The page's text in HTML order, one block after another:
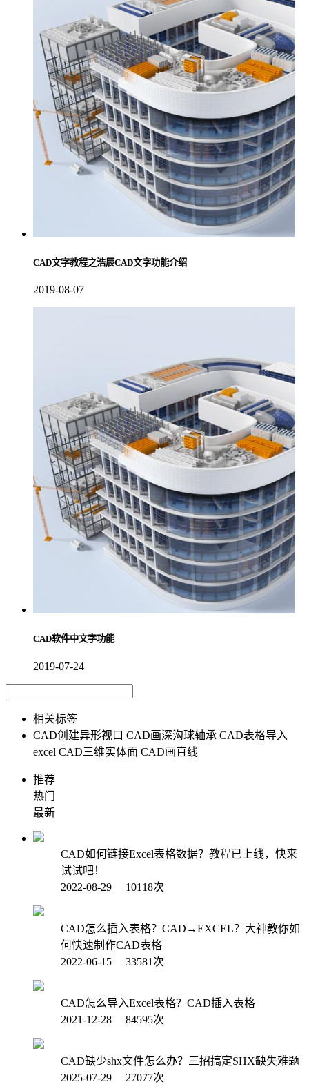
CAD文字教程之浩辰CAD文字功能介绍
2019-08-07
CAD软件中文字功能
2019-07-24
相关标签
CAD创建异形视口 CAD画深沟球轴承 CAD表格导入
excel CAD三维实体面 CAD画直线
推荐
热门
最新
CAD如何链接Excel表格数据？教程已上线，快来
试试吧！
2022-08-29 10118次
CAD怎么插入表格？CAD→EXCEL？大神教你如
何快速制作CAD表格
2022-06-15 33581次
CAD怎么导入Excel表格？CAD插入表格
2021-12-28 84595次
CAD缺少shx文件怎么办？三招搞定SHX缺失难题
2025-07-29 27077次